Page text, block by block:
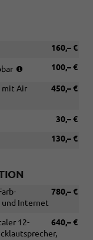
160,– €
100,– €
Verbindung
ergoActive
Sitzpaket
ArtVelours/Stoff)
450,– €
mit Air
30,– €
130,– €
780,– €
und Internet
640,– €
12-